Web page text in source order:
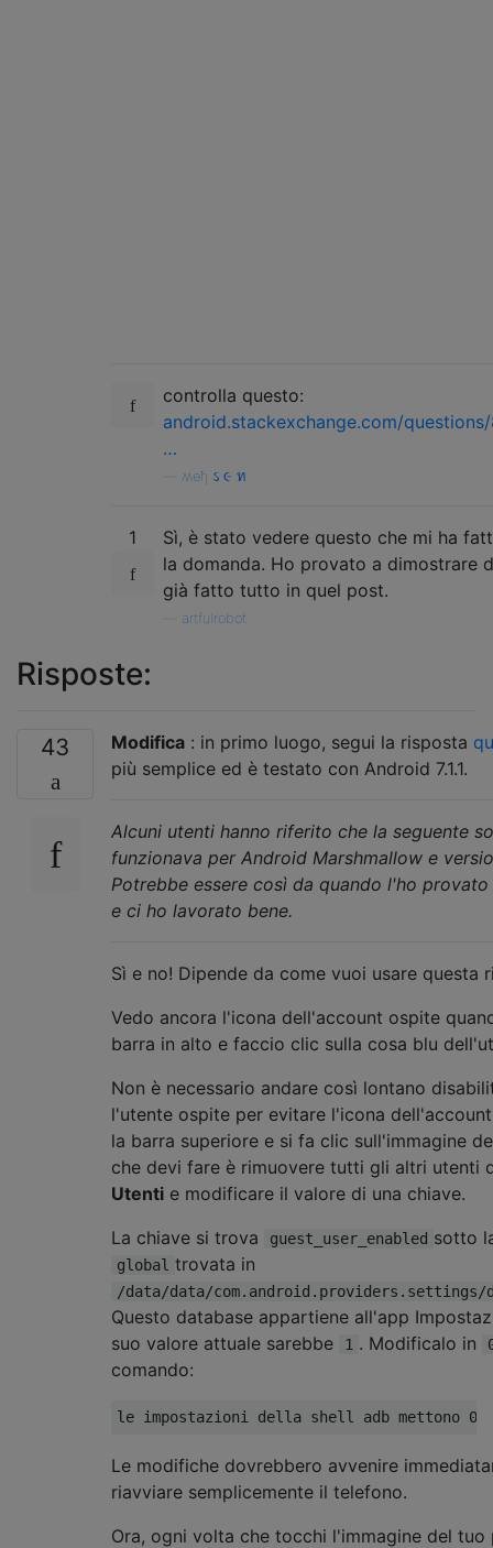
controlla questo:
android.stackexchange.com/
…
ʍѳђ ઽ ૯ ท
1
Sì, è stato vedere questo che mi ha
la domanda. Ho provato a dimostrare
già fatto tutto in quel post.
artfulrobot
Risposte:
43 Modifica : in primo luogo, segui la risposta
più semplice ed è testato con Android 7.1.1.
Alcuni utenti hanno riferito che la seguente
funzionava per Android Marshmallow e
Potrebbe essere così da quando l'ho
e ci ho lavorato bene.
Sì e no! Dipende da come vuoi usare questa
Vedo ancora l'icona dell'account ospite
barra in alto e faccio clic sulla cosa blu
Non è necessario andare così lontano
l'utente ospite per evitare l'icona
la barra superiore e si fa clic sull'immagine
che devi fare è rimuovere tutti gli altri utenti
Utenti e modificare il valore di una chiave.
La chiave si trova
guest_user_enabled sotto
global trovata in
/data/data/com.android.providers.settings/
Questo database appartiene all'app
suo valore attuale sarebbe
1 . Modificalo in
comando:
le impostazioni della shell adb mettono 0
Le modifiche dovrebbero avvenire
riavviare semplicemente il telefono.
Ora, ogni volta che tocchi l'immagine del